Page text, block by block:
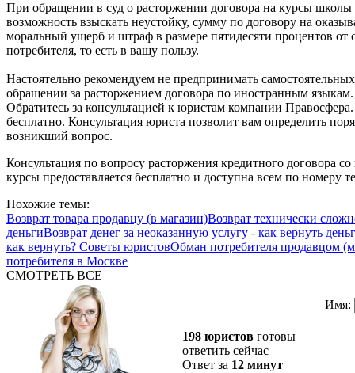
При обращении в суд о расторжении договора на курсы школы
возможность взыскать неустойку, сумму по договору на
моральный ущерб и штраф в размере пятидесяти процентов от
потребителя, то есть в вашу пользу.
Настоятельно рекомендуем не предпринимать
обращении за расторжением договора по иностранным языкам.
Обратитесь за консультацией к юристам компании Правосфера
бесплатно. Консультация юриста позволит вам определить
возникший вопрос.
Консультация по вопросу расторжения кредитного договора
курсы предоставляется бесплатно и доступна всем по номеру
Похожие темы:
Возврат товара продавцу (в магазин)Возврат технически
деньгиВозврат денег за неоказанную услугу - как вернуть
как вернуть? Советы юристовОбман потребителя продавцом
потребителя в Москве
СМОТРЕТЬ ВСЕ
198 юристов готовы
ответить сейчас
Ответ за 12 минут
Имя: